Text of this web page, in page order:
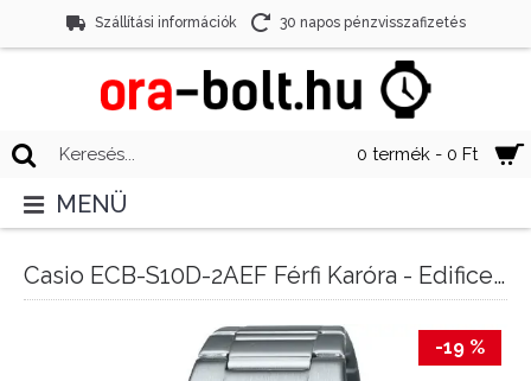
Szállítási információk 30 napos pénzvisszafizetés
0 termék - 0 Ft
MENÜ
Casio ECB-S10D-2AEF Férfi Karóra - Edifice Sapphire Tough Solar
-19 %